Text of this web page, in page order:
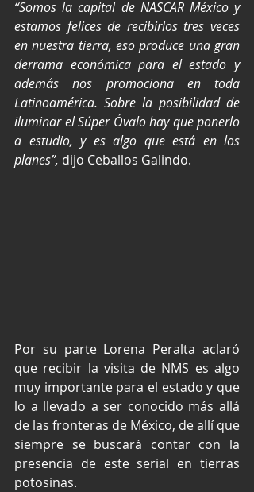
“Somos la capital de NASCAR México y
estamos felices de recibirlos tres veces
en nuestra tierra, eso produce una gran
derrama económica para el estado y
además nos promociona en toda
Latinoamérica. Sobre la posibilidad de
iluminar el Súper Óvalo hay que ponerlo
a estudio, y es algo que está en los
planes”, dijo Ceballos Galindo.
Por su parte Lorena Peralta aclaró
que recibir la visita de NMS es algo
muy importante para el estado y que
lo a llevado a ser conocido más allá
de las fronteras de México, de allí que
siempre se buscará contar con la
presencia de este serial en tierras
potosinas.